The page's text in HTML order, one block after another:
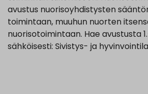
avustus nuorisoyhdistysten
toimintaan, muuhun nuorten
nuorisotoimintaan. Hae avustusta
sähköisesti: Sivistys- ja